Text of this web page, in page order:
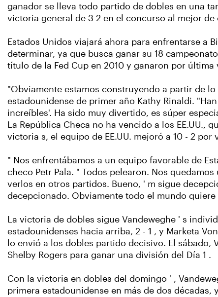
ganador se lleva todo partido de dobles en una
victoria general de 3 2 en el concurso al mejor de
Estados Unidos viajará ahora para enfrentarse a
determinar, ya que busca ganar su 18
título de la Fed Cup en 2010 y ganaron por
"Obviamente estamos construyendo a partir de
estadounidense de primer año Kathy Rinaldi.
increíbles'. Ha sido muy divertido, es súper
La República Checa no ha vencido a los EE.UU.,
victoria s, el equipo de EE.UU. mejoró a 10 - 2 por
" Nos enfrentábamos a un equipo favorable de
checo Petr Pala. " Todos pelearon. Nos
verlos en otros partidos. Bueno, ' m sigue
decepcionado. Obviamente todo el mundo quiere
La victoria de dobles sigue Vandeweghe ' s
estadounidenses hacia arriba, 2 - 1 , y Marketa
lo envió a los dobles partido decisivo. El sábado,
Shelby Rogers para ganar una división del Día 1 .
Con la victoria en dobles del domingo ' ,
primera estadounidense en más de dos